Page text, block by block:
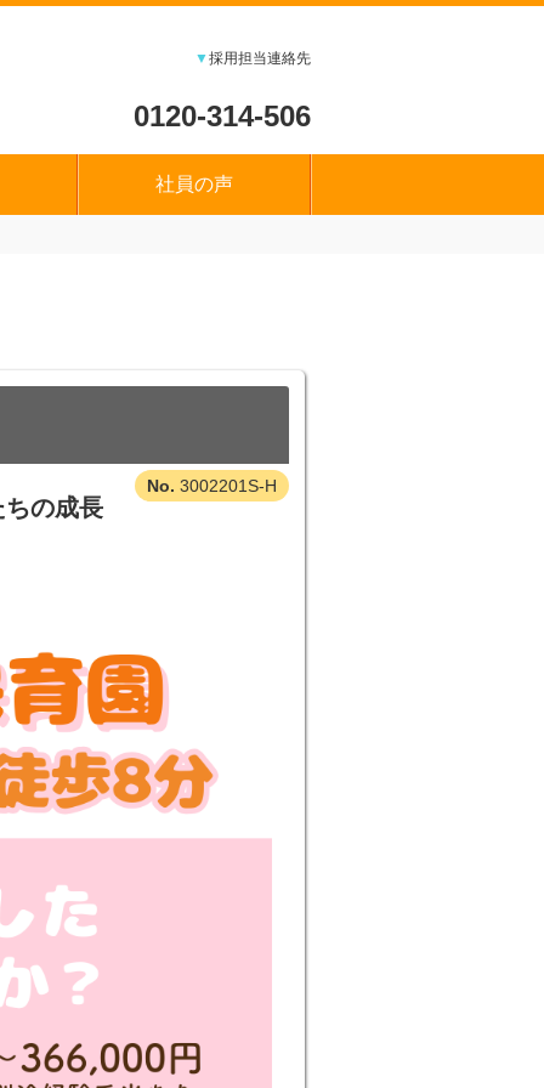
▼採用担当連絡先
0120-314-506
社員の声
3002201S-H
の成長